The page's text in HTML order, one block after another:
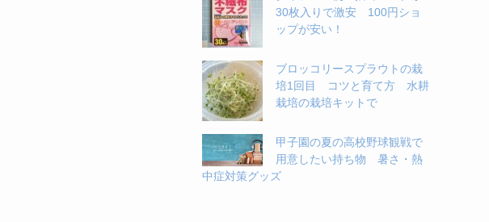
30枚入りで激安 100円ショ
ップが安い！
ブロッコリースプラウトの栽
培1回目 コツと育て方 水耕
栽培の栽培キットで
甲子園の夏の高校野球観戦で
用意したい持ち物 暑さ・熱
中症対策グッズ